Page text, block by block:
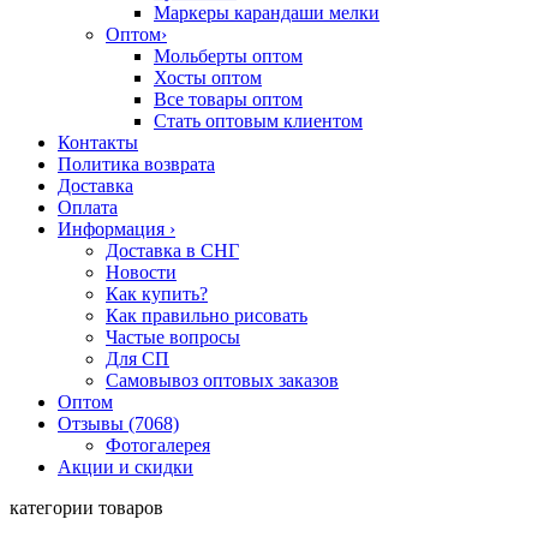
Маркеры карандаши мелки
Оптом›
Мольберты оптом
Хосты оптом
Все товары оптом
Стать оптовым клиентом
Контакты
Политика возврата
Доставка
Оплата
Информация ›
Доставка в СНГ
Новости
Как купить?
Как правильно рисовать
Частые вопросы
Для СП
Самовывоз оптовых заказов
Оптом
Отзывы (7068)
Фотогалерея
Акции и скидки
категории товаров